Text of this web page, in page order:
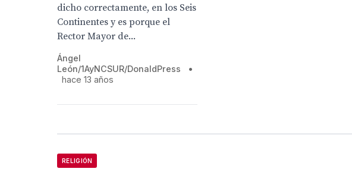
dicho correctamente, en los Seis
Continentes y es porque el
Rector Mayor de...
Ángel
León/1AyNCSUR/DonaldPress
•
hace 13 años
RELIGIÓN